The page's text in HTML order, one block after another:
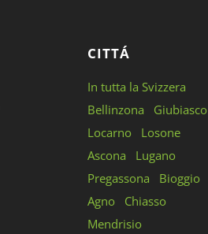
CITTÁ
In tutta la Svizzera
Bellinzona
Giubiasco
Locarno
Losone
Ascona
Lugano
Pregassona
Bioggio
Agno
Chiasso
Mendrisio